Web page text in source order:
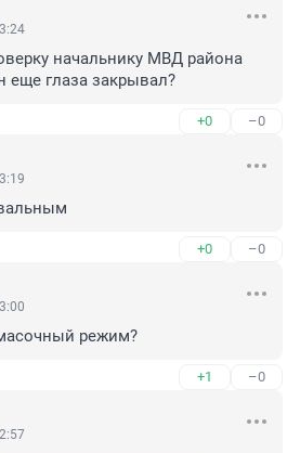
начальнику МВД района
еще глаза закрывал?
+0 –0
+0 –0
режим?
+1 –0